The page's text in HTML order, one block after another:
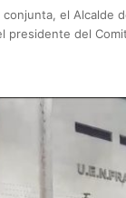
el Alcalde
presidente del